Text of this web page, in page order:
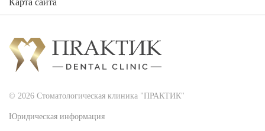
Карта сайта
© 2026 Стоматологическая клиника "ПРАКТИК"
Юридическая информация